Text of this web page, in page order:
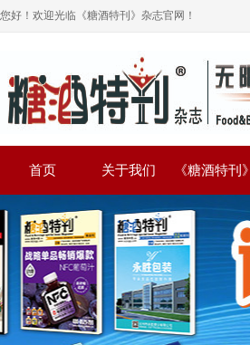
您好！欢迎光临《糖酒特刊》杂志官网！
首页 关于我们 《糖酒特刊》